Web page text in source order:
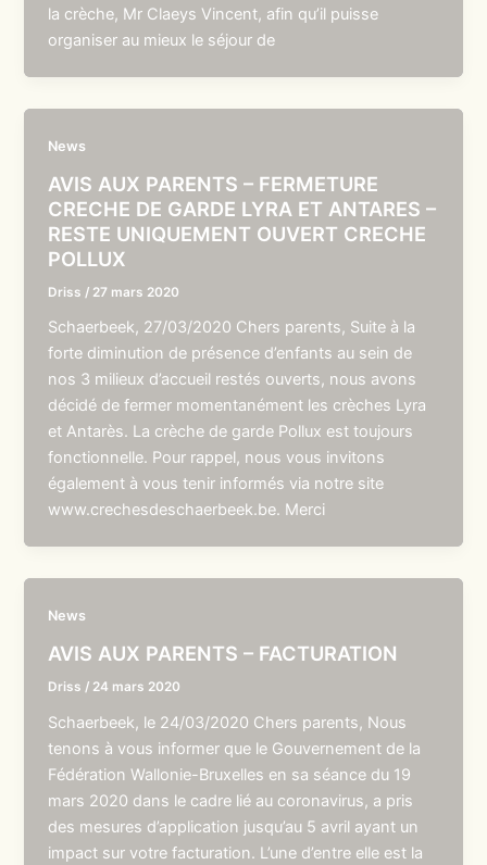
la crèche, Mr Claeys Vincent, afin qu’il puisse
organiser au mieux le séjour de
News
AVIS AUX PARENTS – FERMETURE
CRECHE DE GARDE LYRA ET ANTARES –
RESTE UNIQUEMENT OUVERT CRECHE
POLLUX
Driss / 27 mars 2020
Schaerbeek, 27/03/2020 Chers parents, Suite à la
forte diminution de présence d’enfants au sein de
nos 3 milieux d’accueil restés ouverts, nous avons
décidé de fermer momentanément les crèches Lyra
et Antarès. La crèche de garde Pollux est toujours
fonctionnelle. Pour rappel, nous vous invitons
également à vous tenir informés via notre site
www.crechesdeschaerbeek.be. Merci
News
AVIS AUX PARENTS – FACTURATION
Driss / 24 mars 2020
Schaerbeek, le 24/03/2020 Chers parents, Nous
tenons à vous informer que le Gouvernement de la
Fédération Wallonie-Bruxelles en sa séance du 19
mars 2020 dans le cadre lié au coronavirus, a pris
des mesures d’application jusqu’au 5 avril ayant un
impact sur votre facturation. L’une d’entre elle est la